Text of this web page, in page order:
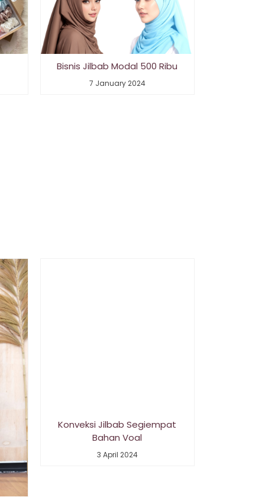
Bisnis Jilbab Modal 500 Ribu
7 January 2024
Konveksi Jilbab Segiempat
Bahan Voal
3 April 2024